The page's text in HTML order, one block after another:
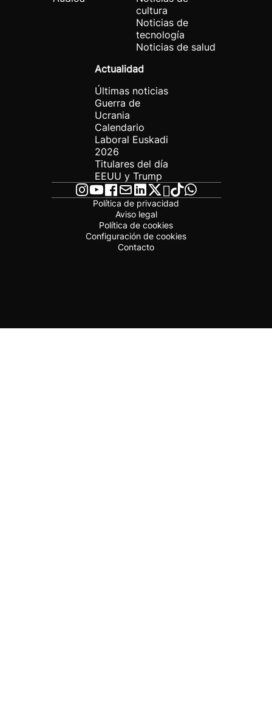
cultura
Noticias de
tecnología
Noticias de salud
Actualidad
Últimas noticias
Guerra de
Ucrania
Calendario
Laboral Euskadi
2026
Titulares del día
EEUU y Trump
Política de privacidad
Aviso legal
Política de cookies
Configuración de cookies
Contacto